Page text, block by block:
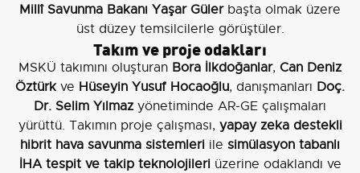
Millî Savunma Bakanı Yaşar Gülerbaşta olmak üzere
üst düzey temsilcilerle görüştüler.
Takım ve proje odakları
MSKÜ takımını oluşturan Bora İlkdoğanlar, Can Deniz
Öztürkve Hüseyin Yusuf Hocaoğlu, danışmanları Doç.
Dr. Selim Yılmaz yönetiminde AR-GE çalışmaları
yürüttü. Takımın proje çalışması, yapay zeka destekli
hibrit hava savunma sistemleri ile simülasyon tabanlı
İHA tespit ve takip teknolojileriüzerine odaklandı ve